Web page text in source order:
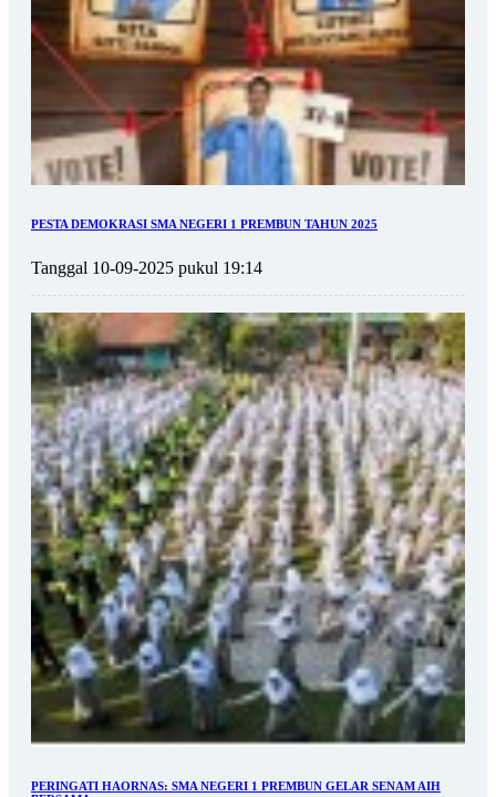
PESTA DEMOKRASI SMA NEGERI 1 PREMBUN TAHUN 2025
Tanggal 10-09-2025 pukul 19:14
PERINGATI HAORNAS: SMA NEGERI 1 PREMBUN GELAR SENAM AIH